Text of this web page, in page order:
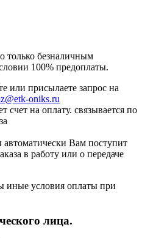
только безналичным
100% предоплаты.
или присылаете запрос на
oniks.ru
счет на оплату. связывается по
автоматически Вам поступит
в работу или о передаче
иные условия оплаты при
лица.